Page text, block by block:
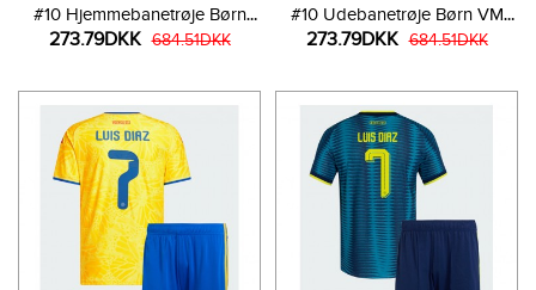
#10 Hjemmebanetrøje Børn
VM 2026 Kortærmet (+ Korte
273.79DKK 684.51DKK
#10 Udebanetrøje Børn VM
2026 Kortærmet (+ Korte
273.79DKK 684.51DKK